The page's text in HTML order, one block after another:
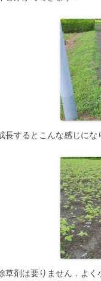
長するとこんな感じにな
草剤は要りません．よ